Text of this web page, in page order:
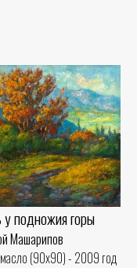
у подножия горы
Машарипов
(90x90) - 2009 год